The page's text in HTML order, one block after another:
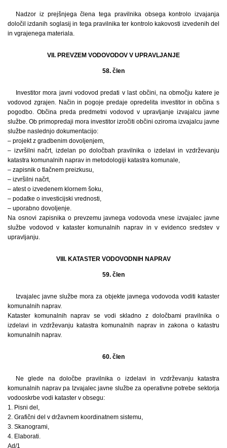
Nadzor iz prejšnjega člena tega pravilnika obsega kontrolo izvajanja
določil izdanih soglasij in tega pravilnika ter kontrolo kakovosti izvedenih del
in vgrajenega materiala.
VII. PREVZEM VODOVODOV V UPRAVLJANJE
58. člen
Investitor mora javni vodovod predati v last občini, na območju katere je
vodovod zgrajen. Način in pogoje predaje opredelita investitor in občina s
pogodbo. Občina preda predmetni vodovod v upravljanje izvajalcu javne
službe. Ob primopredaji mora investitor izročiti občini oziroma izvajalcu javne
službe naslednjo dokumentacijo:
– projekt z gradbenim dovoljenjem,
– izvršilni načrt, izdelan po določbah pravilnika o izdelavi in vzdrževanju
katastra komunalnih naprav in metodologiji katastra komunale,
– zapisnik o tlačnem preizkusu,
– izvršilni načrt,
– atest o izvedenem klornem šoku,
– podatke o investicijski vrednosti,
– uporabno dovoljenje.
Na osnovi zapisnika o prevzemu javnega vodovoda vnese izvajalec javne
službe vodovod v kataster komunalnih naprav in v evidenco sredstev v
upravljanju.
VIII. KATASTER VODOVODNIH NAPRAV
59. člen
Izvajalec javne službe mora za objekte javnega vodovoda voditi kataster
komunalnih naprav.
Kataster komunalnih naprav se vodi skladno z določbami pravilnika o
izdelavi in vzdrževanju katastra komunalnih naprav in zakona o katastru
komunalnih naprav.
60. člen
Ne glede na določbe pravilnika o izdelavi in vzdrževanju katastra
komunalnih naprav pa Izvajalec javne službe za operativne potrebe sektorja
vodooskrbe vodi kataster v obsegu:
1. Pisni del,
2. Grafični del v državnem koordinatnem sistemu,
3. Skanogrami,
4. Elaborati.
Ad/1